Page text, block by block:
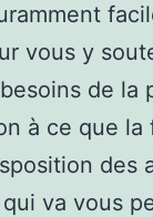
vous y
de la
à ce que
des
va vous